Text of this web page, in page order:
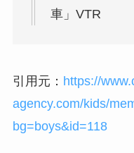
車」VTR
引用元： https://
agency.com/kids/
bg=boys&id=118